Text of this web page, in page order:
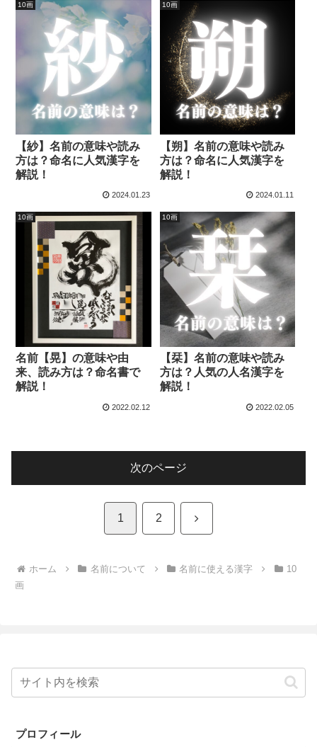
10画
【紗】名前の意味や読み
方は？命名に人気漢字を
解説！
2024.01.23
10画
【朔】名前の意味や読み
方は？命名に人気漢字を
解説！
2024.01.11
10画
名前【晃】の意味や由
来、読み方は？命名書で
解説！
2022.02.12
10画
【栞】名前の意味や読み
方は？人気の人名漢字を
解説！
2022.02.05
次のページ
1 2 次
ホーム 名前について 名前に使える漢字
10
画
プロフィール